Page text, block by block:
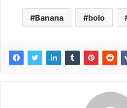
Banana bolo